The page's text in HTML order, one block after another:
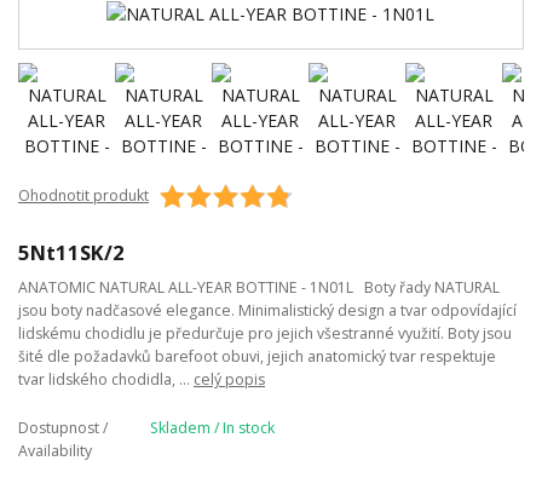
Ohodnotit produkt
5Nt11SK/2
ANATOMIC NATURAL ALL-YEAR BOTTINE - 1N01L Boty řady NATURAL
jsou boty nadčasové elegance. Minimalistický design a tvar odpovídající
lidskému chodidlu je předurčuje pro jejich všestranné využití. Boty jsou
šité dle požadavků barefoot obuvi, jejich anatomický tvar respektuje
tvar lidského chodidla, ... celý popis
Dostupnost /
Availability
Skladem / In stock